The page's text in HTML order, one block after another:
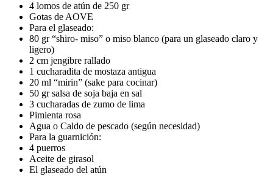
4 lomos de atún de 250 gr
Gotas de AOVE
Para el glaseado:
80 gr “shiro- miso” o miso blanco (para un glaseado claro y
ligero)
2 cm jengibre rallado
1 cucharadita de mostaza antigua
20 ml “mirin” (sake para cocinar)
50 gr salsa de soja baja en sal
3 cucharadas de zumo de lima
Pimienta rosa
Agua o Caldo de pescado (según necesidad)
Para la guarnición:
4 puerros
Aceite de girasol
El glaseado del atún